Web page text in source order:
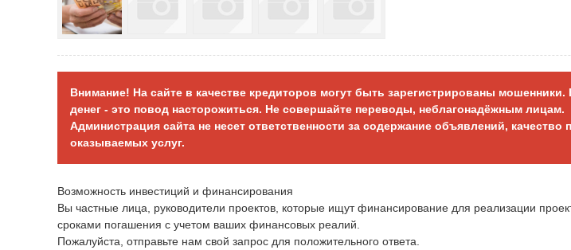
Внимание! На сайте в качестве кредиторов могут быть зарегистрированы
денег - это повод насторожиться. Не совершайте переводы, неблагонадёжным лицам.
Администрация сайта не несет ответственности за содержание объявлений,
оказываемых услуг.
Возможность инвестиций и финансирования
Вы частные лица, руководители проектов, которые ищут финансирование для реализации
сроками погашения с учетом ваших финансовых реалий.
Пожалуйста, отправьте нам свой запрос для положительного ответа.